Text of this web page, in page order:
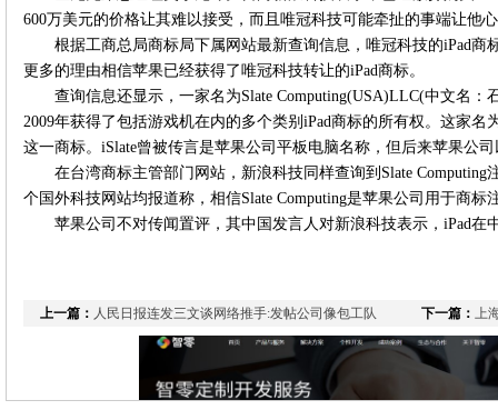
600万美元的价格让其难以接受，而且唯冠科技可能牵扯的事端让他
根据工商总局商标局下属网站最新查询信息，唯冠科技的iPad商
更多的理由相信苹果已经获得了唯冠科技转让的iPad商标。
查询信息还显示，一家名为Slate Computing(USA)LLC(中文名
2009年获得了包括游戏机在内的多个类别iPad商标的所有权。这家名
这一商标。iSlate曾被传言是苹果公司平板电脑名称，但后来苹果公
在台湾商标主管部门网站，新浪科技同样查询到Slate
个国外科技网站均报道称，相信Slate Computing是苹果公司用于商标
苹果公司不对传闻置评，其中国发言人对新浪科技表示，iPad在
上一篇： 人民日报连发三文谈网络推手:发帖公司像包工队 下一篇： 上